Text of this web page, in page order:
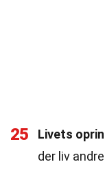
25 Livets
der liv